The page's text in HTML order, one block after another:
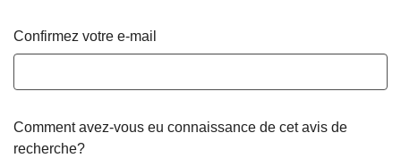
Confirmez votre e-mail
Comment avez-vous eu connaissance de cet avis de
recherche?